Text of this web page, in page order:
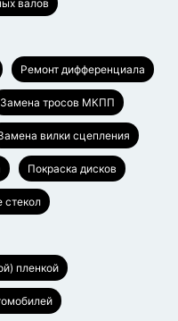
валов
Ремонт дифференциала
Замена тросов МКПП
вилки сцепления
Покраска дисков
стекол
пленкой